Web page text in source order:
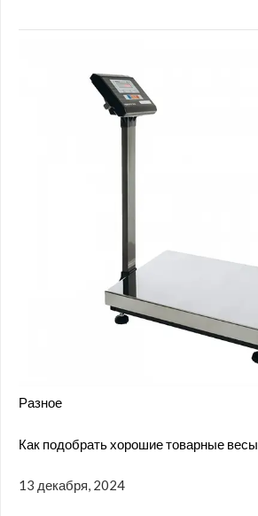
Разное
Как подобрать хорошие товарные весы
13 декабря, 2024